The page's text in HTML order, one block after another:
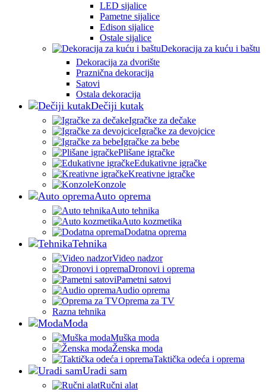
LED sijalice
Pametne sijalice
Edison sijalice
Ostale sijalice
Dekoracija za kuću i baštu
Dekoracija za dvorište
Praznična dekoracija
Satovi
Ostala dekoracija
Dečiji kutak
Igračke za dečake
Igračke za devojcice
Igračke za bebe
Plišane igračke
Edukativne igračke
Kreativne igračke
Konzole
Auto oprema
Auto tehnika
Auto kozmetika
Dodatna oprema
Tehnika
Video nadzor
Dronovi i oprema
Pametni satovi
Audio oprema
Oprema za TV
Razna tehnika
Moda
Muška moda
Ženska moda
Taktička odeća i oprema
Uradi sam
Ručni alat